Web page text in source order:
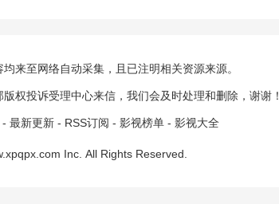
来至网络自动采集，且已注明相关资源来源。
权投诉受理中心来信，我们会及时处理和删除，谢谢！
- 最新更新 - RSS订阅 - 影视榜单 - 影视大全
Inc. All Rights Reserved.